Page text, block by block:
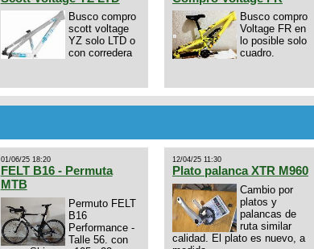
Busco compro
scott voltage
YZ solo LTD o
con corredera
Busco compro
Voltage FR en
lo posible solo
cuadro.
01/06/25 18:20
FELT B16 - Permuta
MTB
Permuto FELT
B16
Performance -
Talle 56. con
12/04/25 11:30
Plato palanca XTR M960
Cambio por
platos y
palancas de
ruta similar
calidad. El plato es nuevo, a